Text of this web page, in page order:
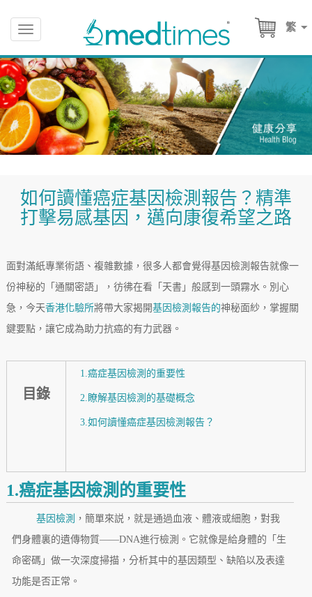
繁
Toggle
navigation
如何讀懂癌症基因檢測報告？精準
打擊易感基因，邁向康復希望之路
面對滿紙專業術語、複雜數據，很多人都會覺得基因檢測報告就像一
份神秘的「通關密語」，彷彿在看「天書」般感到一頭霧水。別心
急，今天香港化驗所將帶大家揭開基因檢測報告的神秘面紗，掌握關
鍵要點，讓它成為助力抗癌的有力武器。
目錄
1.癌症基因檢測的重要性
2.瞭解基因檢測的基礎概念
3.如何讀懂癌症基因檢測報告？
1.癌症基因檢測的重要性
基因檢測 ，簡單來説，就是通過血液、體液或細胞，對我
們身體裏的遺傳物質——DNA進行檢測。它就像是給身體的「生
命密碼」做一次深度掃描，分析其中的基因類型、缺陷以及表達
功能是否正常。